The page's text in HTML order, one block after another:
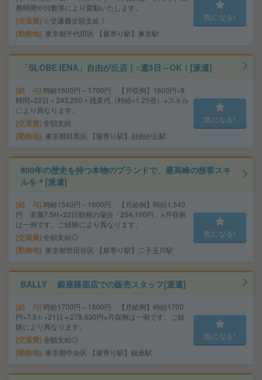
務時間や日数等により変動いたします。
交通費 ☆交通費全額支給！
勤務地 東京都千代田区 【最寄り駅】東京駅
気になる!
「SLOBE IENA」自由が丘店｜○週3日～OK！[派遣]
給 与 時給1600円～1700円 【月収例】1600円×8
時間×22日＝243,200＋残業代（時給×1.25倍）※スキル
により異なります。
交通費 全額支給
勤務地 東京都目黒区 【最寄り駅】自由が丘駅
気になる!
800年の歴史を持つ本物のブランドで、最高峰の接客スキ
ルを＊[派遣]
給 与 時給1540円～1600円 【月給例】時給1,540
円 実働7.5H×22日勤務の場合「254,100円」※月収例
は一例です。ご経験により異なります。
交通費 全額支給◎
勤務地 東京都世田谷区 【最寄り駅】二子玉川駅
気になる!
BALLY 銀座路面店での販売スタッフ[派遣]
給 与 時給1700円～1800円 【月給例】時給1700
円×7.5ｈ×21日＝278,630円※月収例は一例です。ご経
験により異なります。
交通費 全額支給◎
勤務地 東京都中央区 【最寄り駅】銀座駅
気になる!